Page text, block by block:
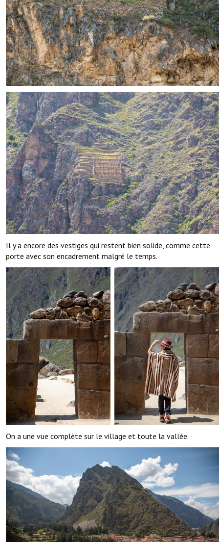
Il y a encore des vestiges qui restent bien solide, comme cette
porte avec son encadrement malgré le temps.
On a une vue complète sur le village et toute la vallée.